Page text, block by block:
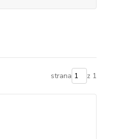
strana z 1